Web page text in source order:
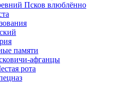
Псков влюблённо
памяти
афганцы
рота